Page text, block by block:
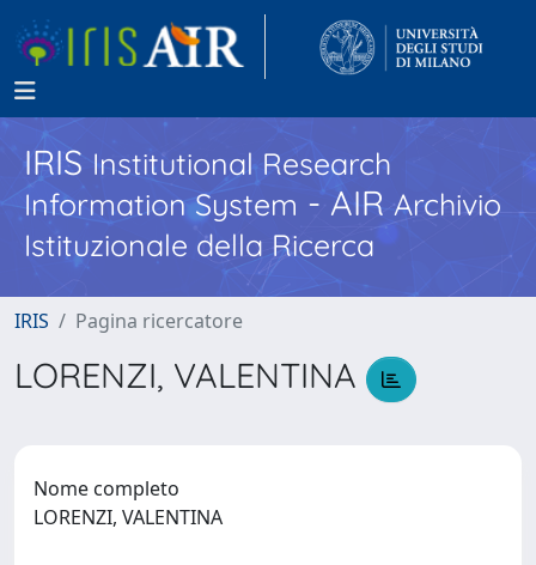
IRISInstitutional Research
Information System - AIR Archivio
Istituzionale della Ricerca
IRIS Pagina ricercatore
LORENZI, VALENTINA
Nome completo
LORENZI, VALENTINA